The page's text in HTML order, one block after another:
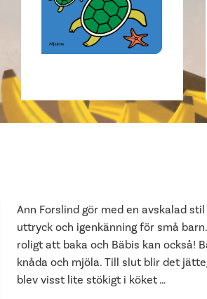
Ann Forslind gör med en avskalad
uttryck och igenkänning för små
roligt att baka och Bäbis kan också!
knåda och mjöla. Till slut blir det
blev visst lite stökigt i köket …